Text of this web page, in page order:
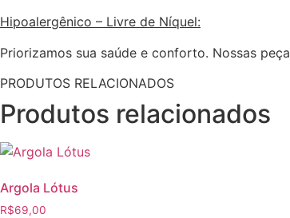
Hipoalergênico – Livre de Níquel:
Priorizamos sua saúde e conforto. Nossas
PRODUTOS RELACIONADOS
Produtos relacionados
Argola Lótus
R$69,00